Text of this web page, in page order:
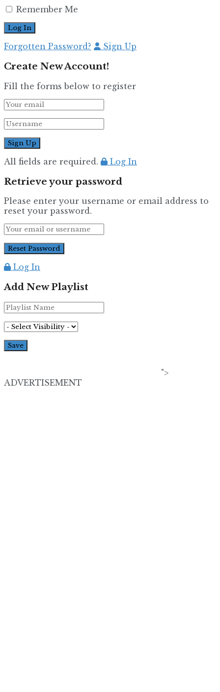
Remember Me
Forgotten Password? Sign Up
Create New Account!
Fill the forms below to register
All fields are required. Log In
Retrieve your password
Please enter your username or email address to
reset your password.
Log In
Add New Playlist
">
ADVERTISEMENT